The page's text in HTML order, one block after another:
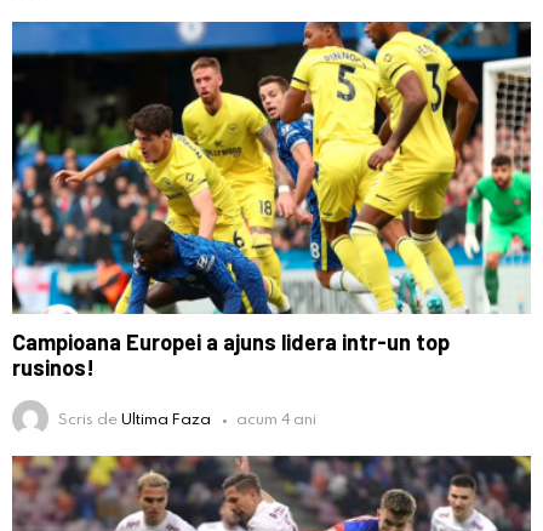
Campioana Europei a ajuns lidera intr-un top
rusinos!
Scris deUltima Faza acum 4 ani